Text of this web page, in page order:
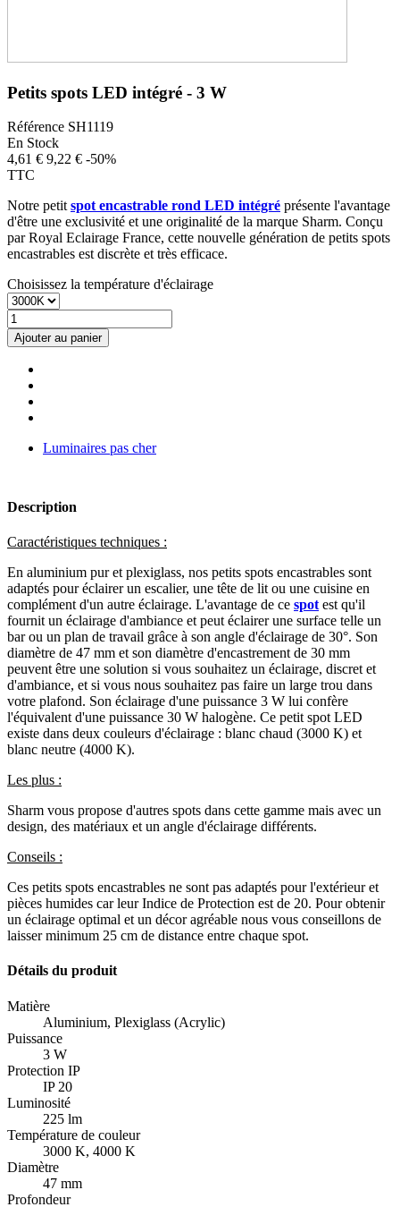
Petits spots LED intégré - 3 W
Référence SH1119
En Stock
4,61 € 9,22 € -50%
TTC
Notre petitspot encastrable rond LED intégré présente l'avantage
d'être une exclusivité et une originalité de la marque Sharm. Conçu
par Royal Eclairage France, cette nouvelle génération de petits spots
encastrables est discrète et très efficace.
Choisissez la température d'éclairage
Ajouter au panier
Luminaires pas cher
Description
Caractéristiques techniques :
En aluminium pur et plexiglass, nos petits spots encastrables sont
adaptés pour éclairer un escalier, une tête de lit ou une cuisine en
complément d'un autre éclairage. L'avantage de ce spot est qu'il
fournit un éclairage d'ambiance et peut éclairer une surface telle un
bar ou un plan de travail grâce à son angle d'éclairage de 30°. Son
diamètre de 47 mm et son diamètre d'encastrement de 30 mm
peuvent être une solution si vous souhaitez un éclairage, discret et
d'ambiance, et si vous nous souhaitez pas faire un large trou dans
votre plafond. Son éclairage d'une puissance 3 W lui confère
l'équivalent d'une puissance 30 W halogène. Ce petit spot LED
existe dans deux couleurs d'éclairage : blanc chaud (3000 K) et
blanc neutre (4000 K).
Les plus :
Sharm vous propose d'autres spots dans cette gamme mais avec un
design, des matériaux et un angle d'éclairage différents.
Conseils :
Ces petits spots encastrables ne sont pas adaptés pour l'extérieur et
pièces humides car leur Indice de Protection est de 20. Pour obtenir
un éclairage optimal et un décor agréable nous vous conseillons de
laisser minimum 25 cm de distance entre chaque spot.
Détails du produit
Matière
Aluminium, Plexiglass (Acrylic)
Puissance
3 W
Protection IP
IP 20
Luminosité
225 lm
Température de couleur
3000 K, 4000 K
Diamètre
47 mm
Profondeur